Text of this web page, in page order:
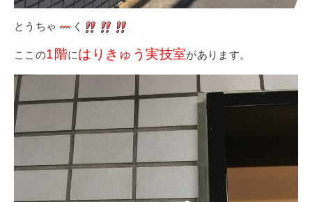
とうちゃ く
ここの1階にはりきゅう実技室があります。